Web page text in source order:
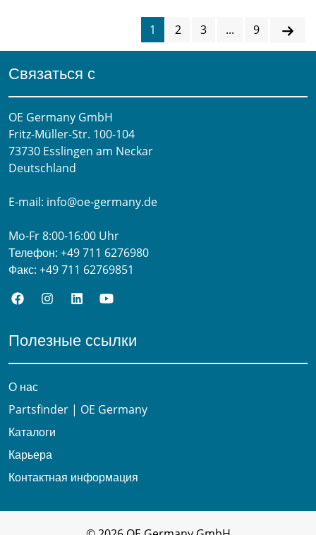
1 2 3 ... 9
Связаться с
OE Germany GmbH
Fritz-Müller-Str. 100-104​
73730 Esslingen am Neckar​
Deutschland
E-mail: info@oe-germany.de
Mo-Fr 8:00-16:00 Uhr
Телефон: +49 711 6276980
Факс: +49 711 62769851
Полезные ссылки
О нас
Partsfinder | OE Germany
Каталоги
Карьера
Контактная информация